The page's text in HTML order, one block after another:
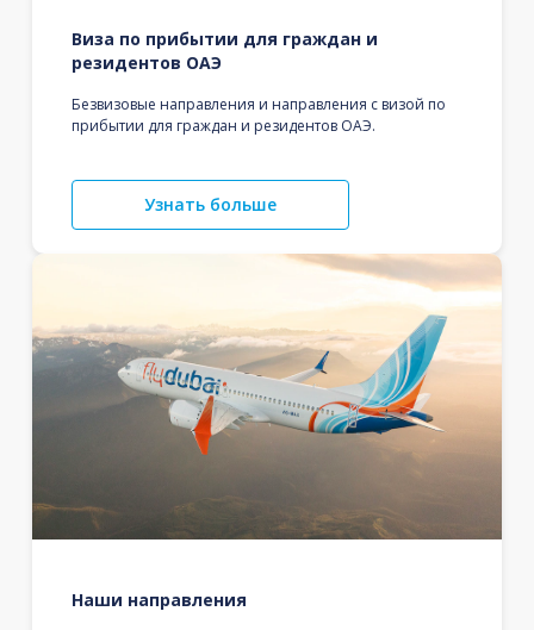
Виза по прибытии для граждан и
резидентов ОАЭ
Безвизовые направления и направления с визой по
прибытии для граждан и резидентов ОАЭ.
Узнать больше
Наши направления